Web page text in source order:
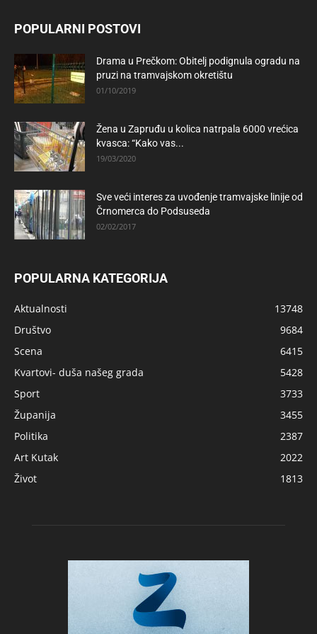
POPULARNI POSTOVI
Drama u Prečkom: Obitelj podignula ogradu na
pruzi na tramvajskom okretištu
01/10/2019
Žena u Zapruđu u kolica natrpala 6000 vrećica
kvasca: “Kako vas...
19/03/2020
Sve veći interes za uvođenje tramvajske linije od
Črnomerca do Podsuseda
02/02/2017
POPULARNA KATEGORIJA
Aktualnosti
13748
Društvo
9684
Scena
6415
Kvartovi- duša našeg grada
5428
Sport
3733
Županija
3455
Politika
2387
Art Kutak
2022
Život
1813